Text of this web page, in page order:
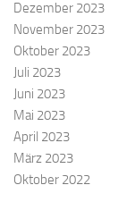
Dezember 2023
November 2023
Oktober 2023
Juli 2023
Juni 2023
Mai 2023
April 2023
März 2023
Oktober 2022